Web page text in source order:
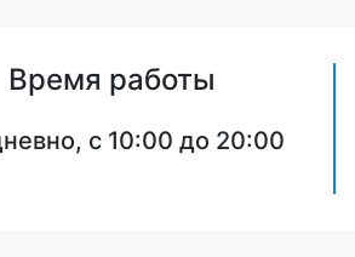
Время работы
с 10:00 до 20:00